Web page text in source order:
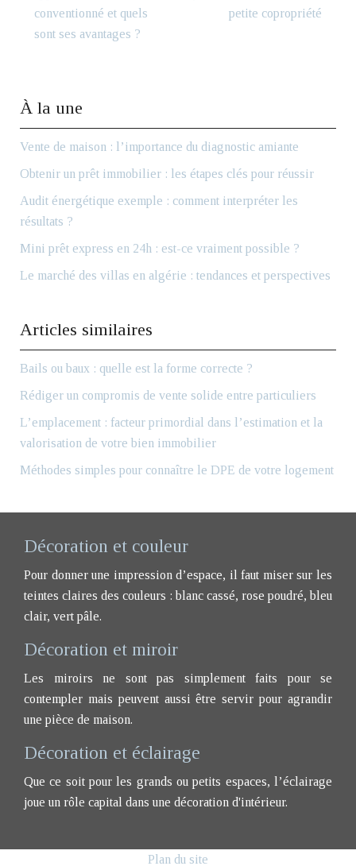
conventionné et quels
sont ses avantages ?
petite copropriété
À la une
Vente de maison : l’importance du diagnostic amiante
Obtenir un prêt immobilier : les étapes clés pour réussir
Audit énergétique exemple : comment interpréter les
résultats ?
Mini prêt express en 24h : est-ce vraiment possible ?
Le marché des villas en algérie : tendances et perspectives
Articles similaires
Bails ou baux : quelle est la forme correcte ?
Rédiger un compromis de vente solide entre particuliers
L’emplacement : facteur primordial dans l’estimation et la
valorisation de votre bien immobilier
Méthodes simples pour connaître le DPE de votre logement
Décoration et couleur
Pour donner une impression d’espace, il faut miser sur les
teintes claires des couleurs : blanc cassé, rose poudré, bleu
clair, vert pâle.
Décoration et miroir
Les miroirs ne sont pas simplement faits pour se
contempler mais peuvent aussi être servir pour agrandir
une pièce de maison.
Décoration et éclairage
Que ce soit pour les grands ou petits espaces, l’éclairage
joue un rôle capital dans une décoration d'intérieur.
Plan du site